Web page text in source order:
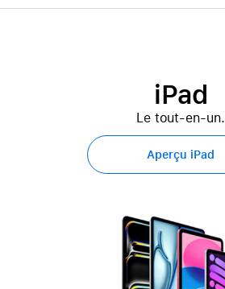
iPad
Le tout-en-un.
Aperçu iPad